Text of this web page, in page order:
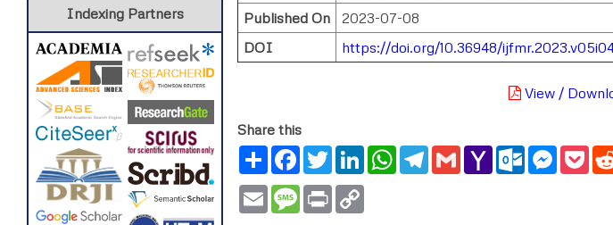
Indexing Partners
Published On
2023-07-08
DOI
https://doi.org/10.36948/
View /
Share this
ShareFacebook
TwitterLinkedInWhatsApp
Telegram
GmailYahoo
Mail
Outlook.com
Email Message
Print